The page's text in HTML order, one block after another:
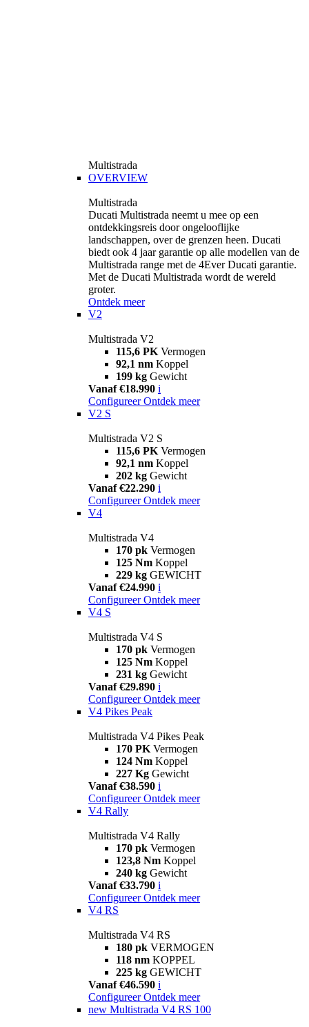
Multistrada
OVERVIEW
Multistrada
Ducati Multistrada neemt u mee op een
ontdekkingsreis door ongelooflijke
landschappen, over de grenzen heen. Ducati
biedt ook 4 jaar garantie op alle modellen van de
Multistrada range met de 4Ever Ducati garantie.
Met de Ducati Multistrada wordt de wereld
groter.
Ontdek meer
V2
Multistrada V2
115,6 PK Vermogen
92,1 nm Koppel
199 kg Gewicht
Vanaf €18.990 i
Configureer Ontdek meer
V2 S
Multistrada V2 S
115,6 PK Vermogen
92,1 nm Koppel
202 kg Gewicht
Vanaf €22.290 i
Configureer Ontdek meer
V4
Multistrada V4
170 pk Vermogen
125 Nm Koppel
229 kg GEWICHT
Vanaf €24.990 i
Configureer Ontdek meer
V4 S
Multistrada V4 S
170 pk Vermogen
125 Nm Koppel
231 kg Gewicht
Vanaf €29.890 i
Configureer Ontdek meer
V4 Pikes Peak
Multistrada V4 Pikes Peak
170 PK Vermogen
124 Nm Koppel
227 Kg Gewicht
Vanaf €38.590 i
Configureer Ontdek meer
V4 Rally
Multistrada V4 Rally
170 pk Vermogen
123,8 Nm Koppel
240 kg Gewicht
Vanaf €33.790 i
Configureer Ontdek meer
V4 RS
Multistrada V4 RS
180 pk VERMOGEN
118 nm KOPPEL
225 kg GEWICHT
Vanaf €46.590 i
Configureer Ontdek meer
new Multistrada V4 RS 100